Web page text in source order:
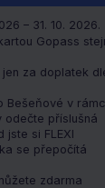
– 31. 10. 2026.
Gopass
jen za doplatek
Bešeňové v
odečte příslušná
jste si FLEXI
se přepočítá
zdarma